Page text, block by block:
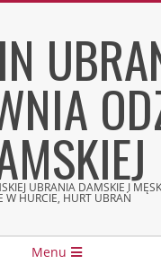
UBRANIA DAMSKIE I
W HURCIE, HURT UBRAŃ
Menu